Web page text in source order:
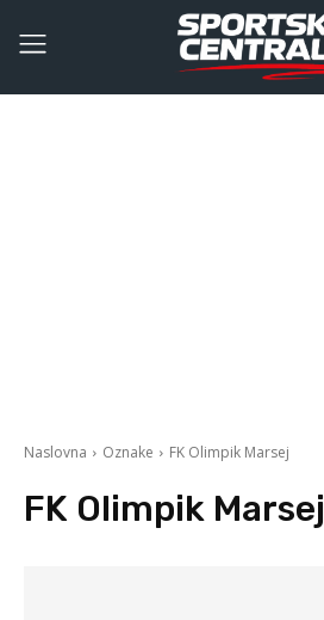
Naslovna Oznake FK Olimpik Marsej
FK Olimpik Marsej